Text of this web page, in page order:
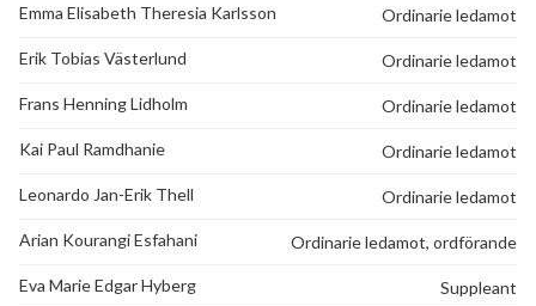
Emma Elisabeth Theresia Karlsson Ordinarie ledamot
Erik Tobias Västerlund Ordinarie ledamot
Frans Henning Lidholm Ordinarie ledamot
Kai Paul Ramdhanie Ordinarie ledamot
Leonardo Jan-Erik Thell Ordinarie ledamot
Arian Kourangi Esfahani Ordinarie ledamot, ordförande
Eva Marie Edgar Hyberg Suppleant